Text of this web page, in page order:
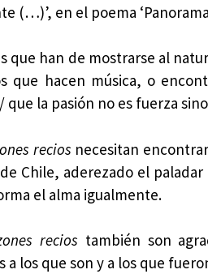
(…)’, en el poema
que han de mostrarse al
que hacen música, o
que la pasión no es fuerza sino
recios necesitan
Chile, aderezado el
el alma igualmente.
recios también son
a los que son y a los que